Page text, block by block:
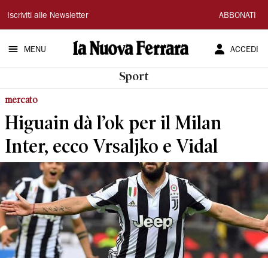
La
Nuova
Ferrara
Iscriviti alle Newsletter ABBONATI
MENU ACCEDI
Sport
mercato
Higuain dà l’ok per il Milan
Inter, ecco Vrsaljko e Vidal